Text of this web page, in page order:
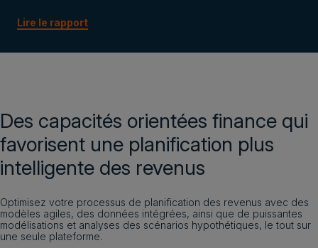
Lire le rapport
Des capacités orientées finance qui
favorisent une planification plus
intelligente des revenus
Optimisez votre processus de planification des revenus avec des
modèles agiles, des données intégrées, ainsi que de puissantes
modélisations et analyses des scénarios hypothétiques, le tout sur
une seule plateforme.